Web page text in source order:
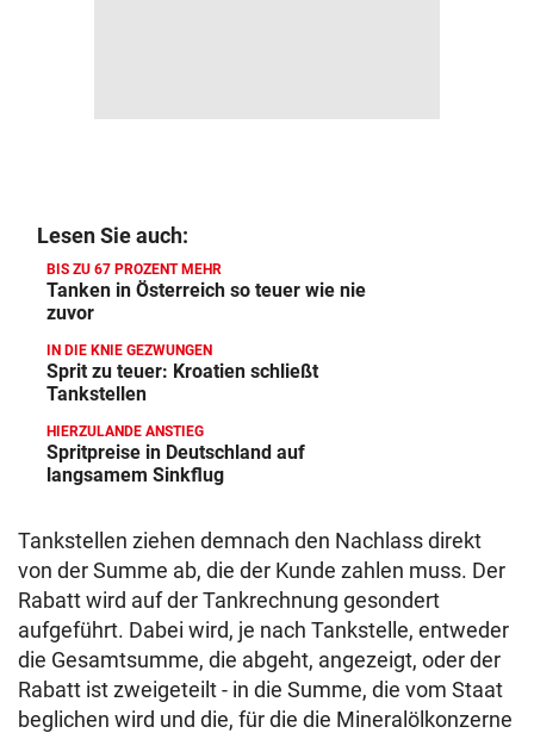
Lesen Sie auch:
BIS ZU 67 PROZENT MEHR
Tanken in Österreich so teuer wie nie
zuvor
IN DIE KNIE GEZWUNGEN
Sprit zu teuer: Kroatien schließt
Tankstellen
HIERZULANDE ANSTIEG
Spritpreise in Deutschland auf
langsamem Sinkflug
Tankstellen ziehen demnach den Nachlass direkt
von der Summe ab, die der Kunde zahlen muss. Der
Rabatt wird auf der Tankrechnung gesondert
aufgeführt. Dabei wird, je nach Tankstelle, entweder
die Gesamtsumme, die abgeht, angezeigt, oder der
Rabatt ist zweigeteilt - in die Summe, die vom Staat
beglichen wird und die, für die die Mineralölkonzerne